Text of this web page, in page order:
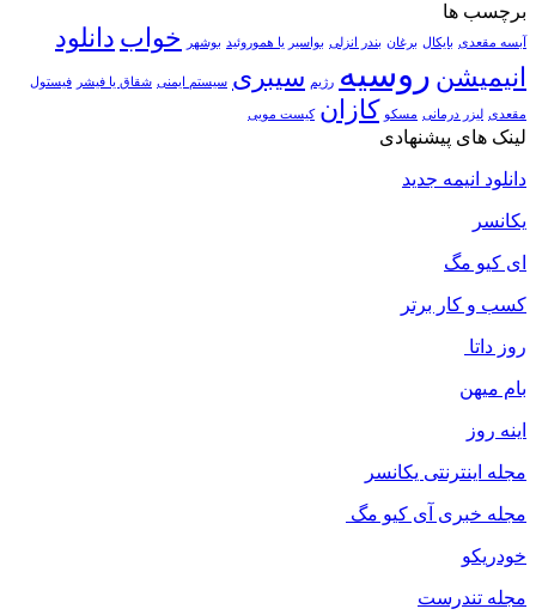
برچسب ها
آبسه مقعدی بایکال برغان بندر انزلی بواسیر یا هموروئید بوشهر خواب دانلود
انیمیشن روسیه رژیم سیبری سیستم ایمنی شقاق یا فیشر فیستول
مقعدی لیزر درمانی مسکو کازان کیست مویی
لینک های پیشنهادی
دانلود انیمه جدید
یکانسر
ای کیو مگ
کسب و کار برتر
روز داتا
بام میهن
اینه روز
مجله اینترنتی یکانسر
مجله خبری آی کیو مگ
خودریکو
مجله‌ تندرست